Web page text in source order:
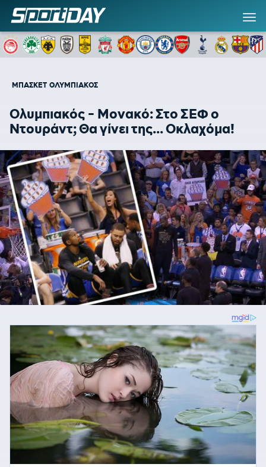
ΜΠΑΣΚΕΤ ΟΛΥΜΠΙΑΚΟΣ
Ολυμπιακός - Μονακό: Στο ΣΕΦ ο
Ντουράντ; Θα γίνει της... Οκλαχόμα!